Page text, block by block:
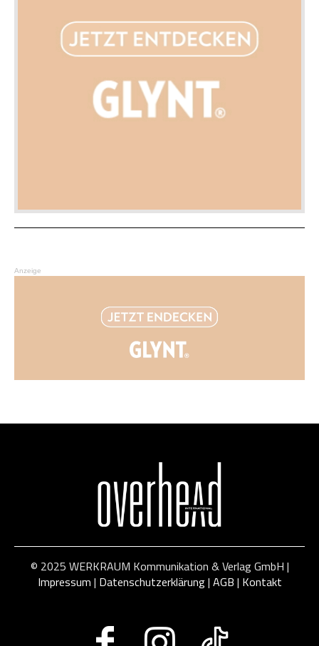
Anzeige
© 2025 WERKRAUM Kommunikation & Verlag GmbH |
Impressum | Datenschutzerklärung| AGB | Kontakt